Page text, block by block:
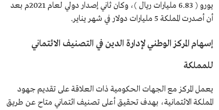
يورو ( 6.83 مليارات ريال )، وكان ثاني إصدار دولي لعام 2021م بعد
أن أصدرت المملكة 5 مليارات دولار في شهر يناير.
إسهام المركز الوطني لإدارة الدين في التصنيف الائتماني
للمملكة
يعمل المركز مع الجهات الحكومية ذات العلاقة على تقديم جهود
المملكة الائتمانية، بهدف تحقيق أعلى تصنيف ائتماني متاح عن طريق